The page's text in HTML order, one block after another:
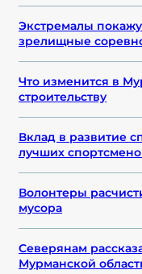
Экстремалы
зрелищные
Что изменится в
строительству
Вклад в развитие
лучших
Волонтеры
мусора
Северянам
Мурманской